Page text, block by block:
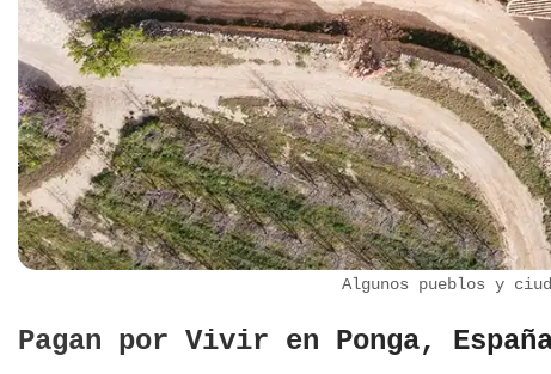
Turquía
Ucrania
Algunos pueblos y
Pagan por Vivir en Ponga,